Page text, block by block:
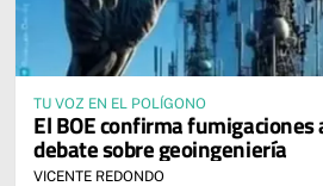
TU VOZ EN EL POLÍGONO
El BOE confirma fumigaciones
debate sobre geoingeniería
VICENTE REDONDO